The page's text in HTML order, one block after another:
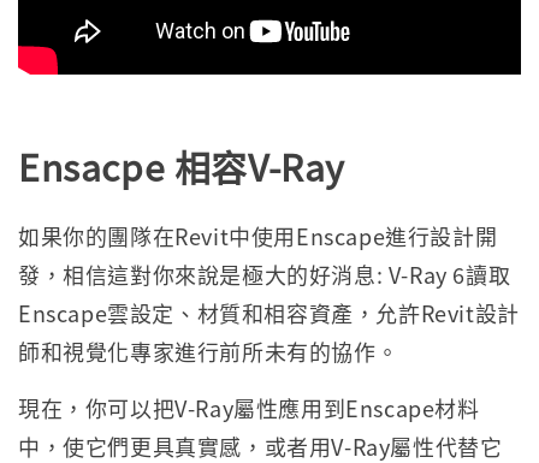
Ensacpe 相容V-Ray
如果你的團隊在Revit中使用Enscape進行設計開
發，相信這對你來說是極大的好消息: V-Ray 6讀取
Enscape雲設定、材質和相容資產，允許Revit設計
師和視覺化專家進行前所未有的協作。
現在，你可以把V-Ray屬性應用到Enscape材料
中，使它們更具真實感，或者用V-Ray屬性代替它